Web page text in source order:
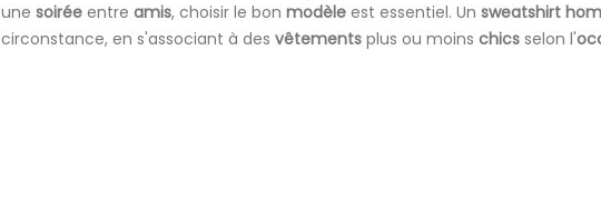
une soiréeentre amis, choisir le bon modèleest essentiel. Un sweatshirt
circonstance, en s'associant à des vêtementsplus ou moins chicsselon l'